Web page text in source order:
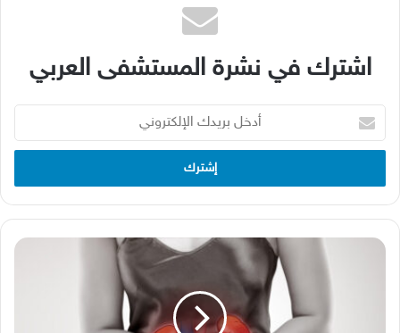
اشترك في نشرة المستشفى العربي
بريدك
الإلكتروني
السكري...